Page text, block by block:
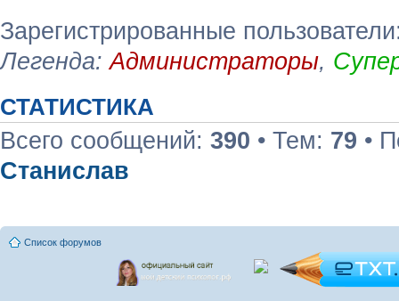
Зарегистрированные
Легенда:Администраторы,
СТАТИСТИКА
Всего сообщений: 390 • Тем: 79 •
Станислав
Список форумов